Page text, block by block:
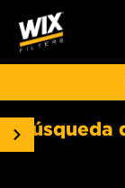
Búsqueda